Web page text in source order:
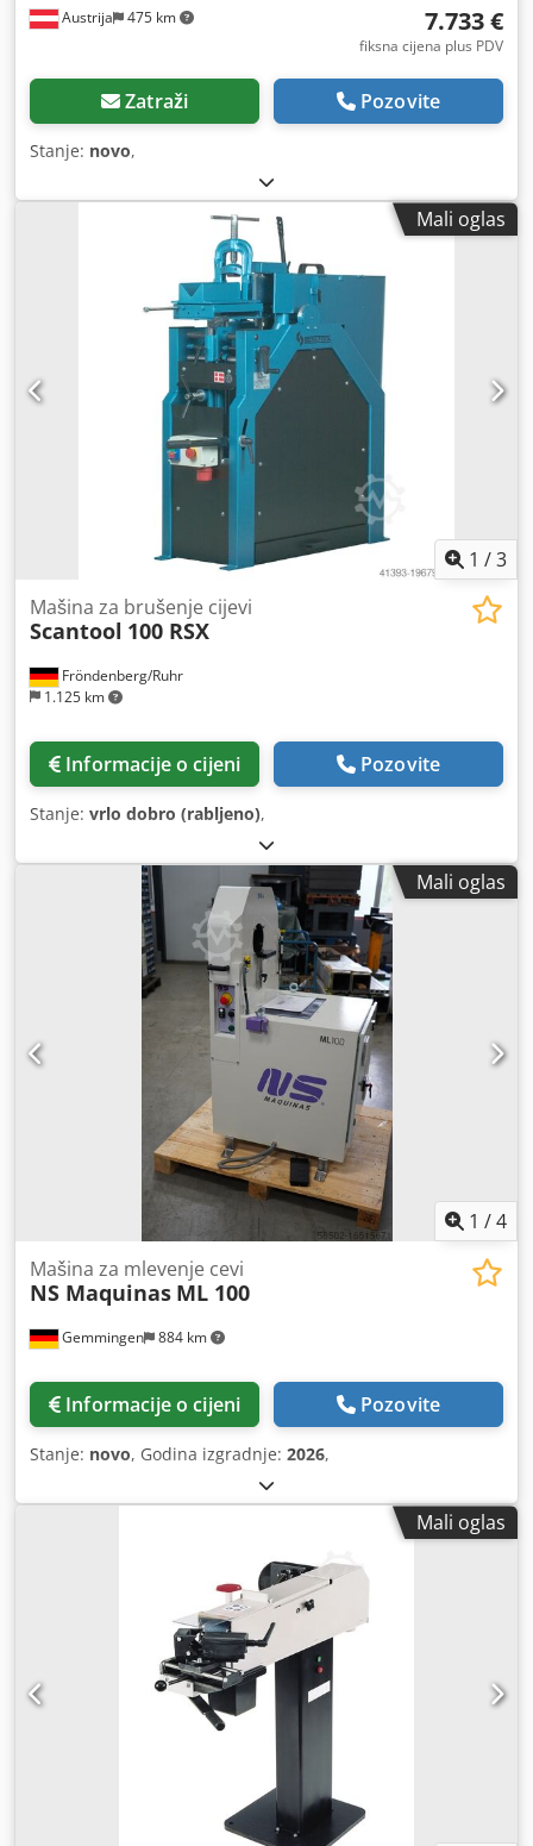
Austrija 475 km 7.733 €
fiksna cijena plus PDV
Zatraži Pozovite
Stanje: novo,
Mali oglas
1 /3
Fröndenberg/Ruhr
1.125 km
Mašina za brušenje cijevi
Scantool 100 RSX
Informacije o cijeni Pozovite
Stanje: vrlo dobro (rabljeno),
Mali oglas
1 /4
Gemmingen 884 km
Mašina za mlevenje cevi
NS Maquinas ML 100
Informacije o cijeni Pozovite
Stanje: novo, Godina izgradnje: 2026,
Mali oglas